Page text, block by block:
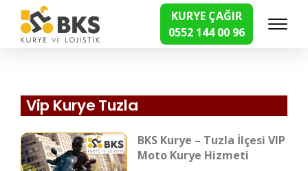
KURYE ÇAĞIR
0552 144 00 96
Hızlı Kurye Hizmetleri
Vip Kurye Tuzla
BKS Kurye – Tuzla İlçesi VIP
Moto Kurye Hizmeti